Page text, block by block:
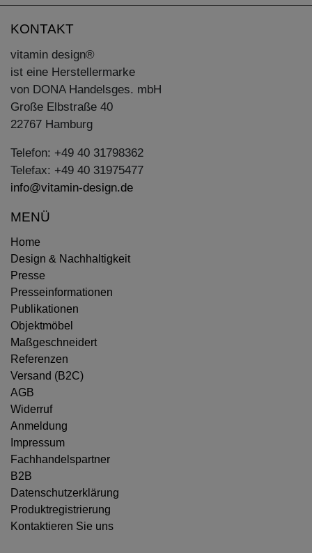
KONTAKT
vitamin design®
ist eine Herstellermarke
von DONA Handelsges. mbH
Große Elbstraße 40
22767 Hamburg
Telefon: +49 40 31798362
Telefax: +49 40 31975477
info@vitamin-design.de
MENÜ
Home
Design & Nachhaltigkeit
Presse
Presseinformationen
Publikationen
Objektmöbel
Maßgeschneidert
Referenzen
Versand (B2C)
AGB
Widerruf
Anmeldung
Impressum
Fachhandelspartner
B2B
Datenschutzerklärung
Produktregistrierung
Kontaktieren Sie uns